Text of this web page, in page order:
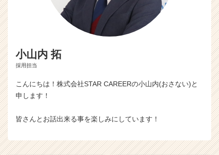
小山内 拓
採用担当
こんにちは！株式会社STAR CAREERの小山内(おさない)と
申します！
皆さんとお話出来る事を楽しみにしています！